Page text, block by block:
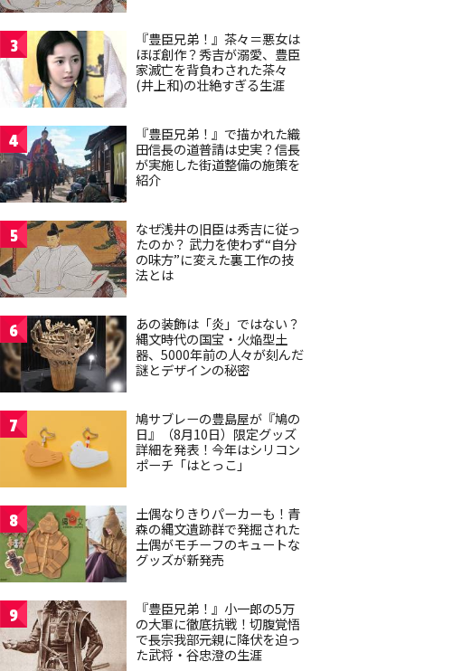
3
『豊臣兄弟！』茶々＝悪女は
ほぼ創作？秀吉が溺愛、豊臣
家滅亡を背負わされた茶々
(井上和)の壮絶すぎる生涯
4
『豊臣兄弟！』で描かれた織
田信長の道普請は史実？信長
が実施した街道整備の施策を
紹介
5
なぜ浅井の旧臣は秀吉に従っ
たのか？ 武力を使わず“自分
の味方”に変えた裏工作の技
法とは
6
あの装飾は「炎」ではない？
縄文時代の国宝・火焔型土
器、5000年前の人々が刻んだ
謎とデザインの秘密
7
鳩サブレーの豊島屋が『鳩の
日』（8月10日）限定グッズ
詳細を発表！今年はシリコン
ポーチ「はとっこ」
8
土偶なりきりパーカーも！青
森の縄文遺跡群で発掘された
土偶がモチーフのキュートな
グッズが新発売
9
『豊臣兄弟！』小一郎の5万
の大軍に徹底抗戦！切腹覚悟
で長宗我部元親に降伏を迫っ
た武将・谷忠澄の生涯